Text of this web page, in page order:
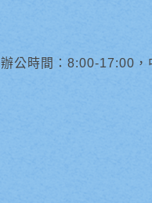
辦公時間：8:00-17:00